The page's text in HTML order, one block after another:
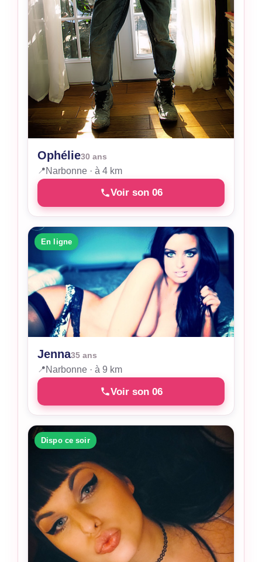
Ophélie30 ans
📍Narbonne · à 4 km
Voir son 06
En ligne
Jenna35 ans
📍Narbonne · à 9 km
Voir son 06
Dispo ce soir